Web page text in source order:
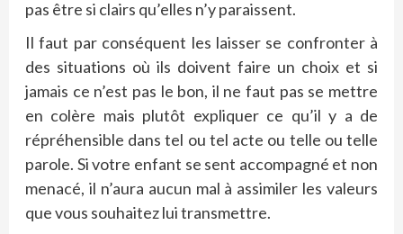
pas être si clairs qu’elles n’y paraissent.
Il faut par conséquent les laisser se confronter à
des situations où ils doivent faire un choix et si
jamais ce n’est pas le bon, il ne faut pas se mettre
en colère mais plutôt expliquer ce qu’il y a de
répréhensible dans tel ou tel acte ou telle ou telle
parole. Si votre enfant se sent accompagné et non
menacé, il n’aura aucun mal à assimiler les valeurs
que vous souhaitez lui transmettre.